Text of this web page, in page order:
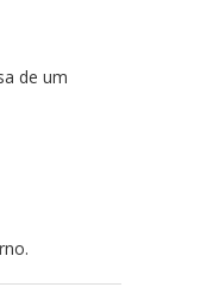
de um